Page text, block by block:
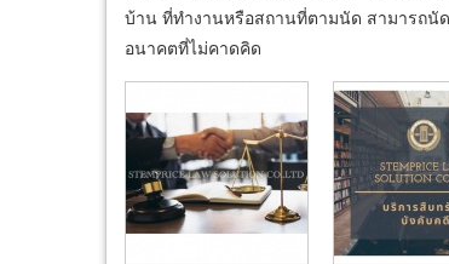
บ้าน ที่ทำงานหรือสถานที่ตามนัด สามารถนั
อนาคตที่ไม่คาดคิด